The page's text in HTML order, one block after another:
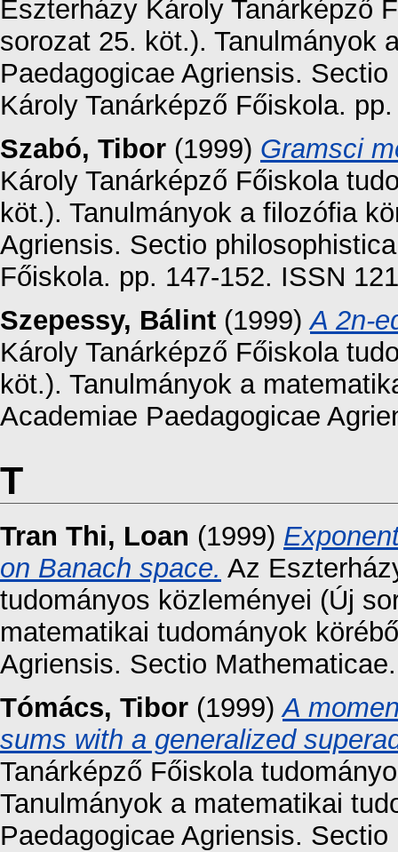
Eszterházy Károly Tanárképző
sorozat 25. köt.). Tanulmányok
Paedagogicae Agriensis.
Károly Tanárképző Főiskola.
Szabó, Tibor (1999) Gramsci
Károly Tanárképző Főiskola
köt.). Tanulmányok a filozófia
Agriensis. Sectio
Főiskola. pp. 147-152. ISSN
Szepessy, Bálint (1999)A 2n-
Károly Tanárképző Főiskola
köt.). Tanulmányok a
Academiae Paedagogicae
T
Tran Thi, Loan (1999)
on Banach space. Az
tudományos közleményei (Új
matematikai tudományok
Agriensis. Sectio
Tómács, Tibor (1999)A
sums with a generalized
Tanárképző Főiskola
Tanulmányok a matematikai
Paedagogicae Agriensis.